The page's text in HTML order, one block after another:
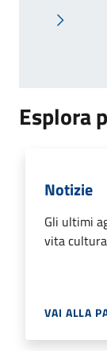
Pagina
Esplora
Notizie
Gli ultimi
vita
VAI ALLA